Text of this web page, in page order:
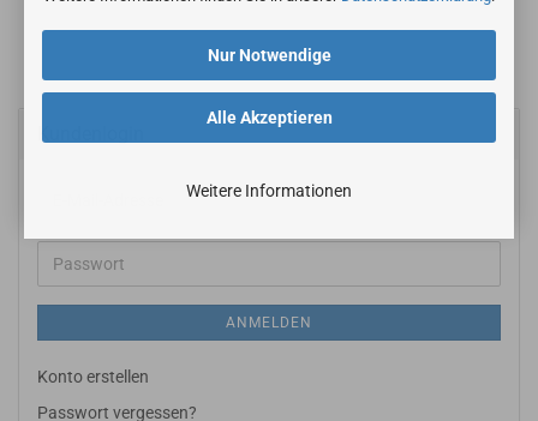
Alle Akzeptieren
Nur Notwendige
Weitere Informationen
Adresse
Passwort
ANMELDEN
Konto erstellen
Passwort vergessen?